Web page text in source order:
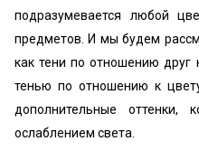
подразумевается любой
предметов. И мы будем
как тени по отношению друг
тенью по отношению к
дополнительные оттенки,
ослаблением света.